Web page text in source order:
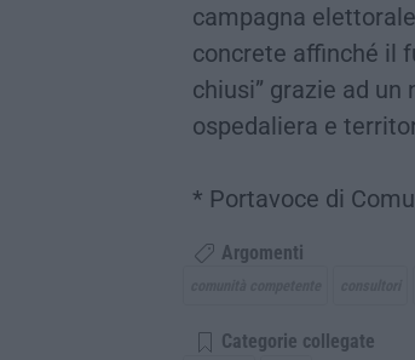
campagna
concrete affinché il
chiusi” grazie ad
ospedaliera e
* Portavoce di
Argomenti
Categorie collegate